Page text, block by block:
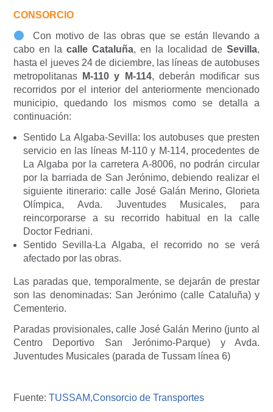
CONSORCIO
Con motivo de las obras que se están llevando a
cabo en la calle Cataluña, en la localidad de Sevilla,
hasta el jueves 24 de diciembre, las líneas de autobuses
metropolitanas
M-110 y M-114, deberán modificar sus
recorridos por el interior del anteriormente mencionado
municipio, quedando los mismos como se detalla a
continuación:
Sentido La Algaba-Sevilla: los autobuses que presten
servicio en las líneas M-110 y M-114, procedentes de
La Algaba por la carretera A-8006, no podrán circular
por la barriada de San Jerónimo, debiendo realizar el
siguiente itinerario: calle José Galán Merino, Glorieta
Olímpica, Avda. Juventudes Musicales, para
reincorporarse a su recorrido habitual en la calle
Doctor Fedriani.
Sentido Sevilla-La Algaba, el recorrido no se verá
afectado por las obras.
Las paradas que, temporalmente, se dejarán de prestar
son las denominadas: San Jerónimo (calle Cataluña) y
Cementerio.
Paradas provisionales, calle José Galán Merino (junto al
Centro Deportivo San Jerónimo-Parque) y Avda.
Juventudes Musicales (parada de Tussam línea 6)
Fuente: TUSSAM,Consorcio de Transportes